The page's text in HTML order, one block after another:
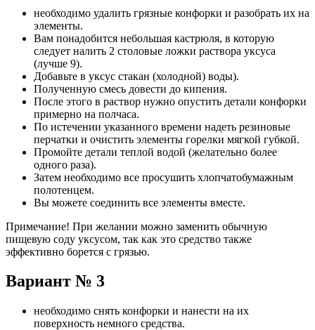
необходимо удалить грязные конфорки и разобрать их на
элементы.
Вам понадобится небольшая кастрюля, в которую
следует налить 2 столовые ложки раствора уксуса
(лучше 9).
Добавьте в уксус стакан (холодной) воды).
Полученную смесь довести до кипения.
После этого в раствор нужно опустить детали конфорки
примерно на полчаса.
По истечении указанного времени надеть резиновые
перчатки и очистить элементы горелки мягкой губкой.
Промойте детали теплой водой (желательно более
одного раза).
Затем необходимо все просушить хлопчатобумажным
полотенцем.
Вы можете соединить все элементы вместе.
Примечание! При желании можно заменить обычную
пищевую соду уксусом, так как это средство также
эффективно борется с грязью.
Вариант № 3
необходимо снять конфорки и нанести на их
поверхность немного средства.